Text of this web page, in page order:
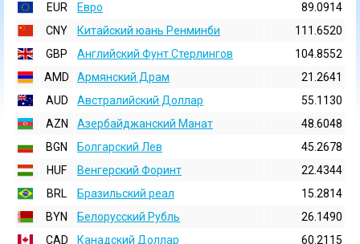
EUR
Евро
89.0914
CNY
Китайский юань Ренминби
111.6520
GBP
Английский Фунт Стерлингов
104.8552
AMD
Армянский Драм
21.2641
AUD
Австралийский Доллар
55.1130
AZN
Азербайджанский Манат
48.6048
BGN
Болгарский Лев
45.2678
HUF
Венгерский Форинт
22.4344
BRL
Бразильский реал
15.2814
BYN
Белорусский Рубль
26.1490
CAD
Канадский Доллар
60.2115